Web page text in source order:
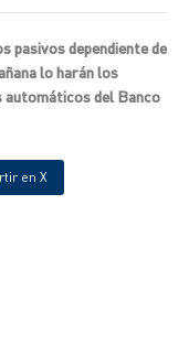
pasivos dependiente de
lo harán los
automáticos del Banco
en X